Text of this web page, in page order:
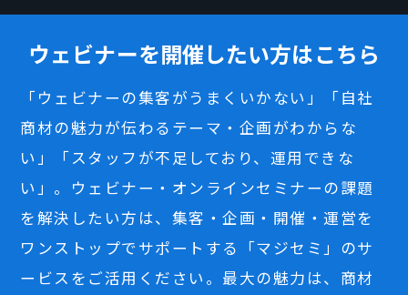
ウェビナーを開催したい方はこちら
「ウェビナーの集客がうまくいかない」「自社
商材の魅力が伝わるテーマ・企画がわからな
い」「スタッフが不足しており、運用できな
い」。ウェビナー・オンラインセミナーの課題
を解決したい方は、集客・企画・開催・運営を
ワンストップでサポートする「マジセミ」のサ
ービスをご活用ください。最大の魅力は、商材